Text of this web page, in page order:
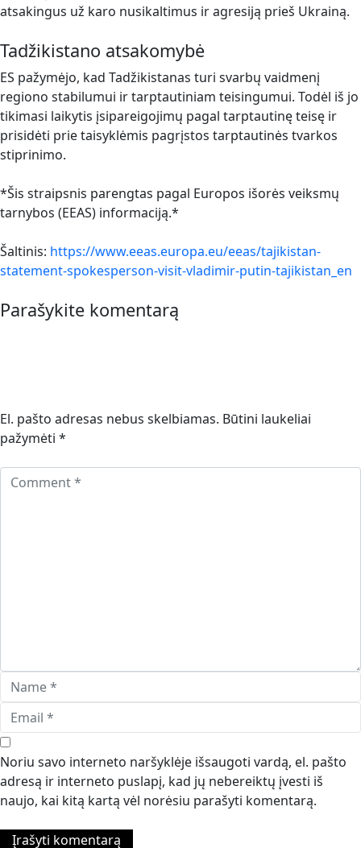
atsakingus už karo nusikaltimus ir agresiją prieš Ukrainą.
Tadžikistano atsakomybė
ES pažymėjo, kad Tadžikistanas turi svarbų vaidmenį
regiono stabilumui ir tarptautiniam teisingumui. Todėl iš jo
tikimasi laikytis įsipareigojimų pagal tarptautinę teisę ir
prisidėti prie taisyklėmis pagrįstos tarptautinės tvarkos
stiprinimo.
*Šis straipsnis parengtas pagal Europos išorės veiksmų
tarnybos (EEAS) informaciją.*
Šaltinis: https://www.eeas.europa.eu/eeas/tajikistan-
statement-spokesperson-visit-vladimir-putin-tajikistan_en
Parašykite komentarą
El. pašto adresas nebus skelbiamas. Būtini laukeliai
pažymėti *
Noriu savo interneto naršyklėje išsaugoti vardą, el. pašto
adresą ir interneto puslapį, kad jų nebereiktų įvesti iš
naujo, kai kitą kartą vėl norėsiu parašyti komentarą.